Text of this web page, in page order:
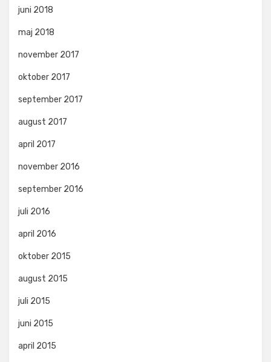
juni 2018
maj 2018
november 2017
oktober 2017
september 2017
august 2017
april 2017
november 2016
september 2016
juli 2016
april 2016
oktober 2015
august 2015
juli 2015
juni 2015
april 2015